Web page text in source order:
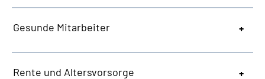
Gesunde Mitarbeiter
Rente und Altersvorsorge